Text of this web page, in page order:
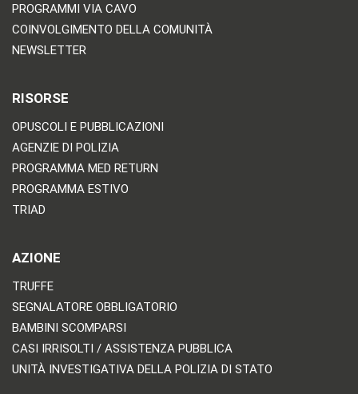
PROGRAMMI VIA CAVO
COINVOLGIMENTO DELLA COMUNITÀ
NEWSLETTER
RISORSE
OPUSCOLI E PUBBLICAZIONI
AGENZIE DI POLIZIA
PROGRAMMA MED RETURN
PROGRAMMA ESTIVO
TRIAD
AZIONE
TRUFFE
SEGNALATORE OBBLIGATORIO
BAMBINI SCOMPARSI
CASI IRRISOLTI / ASSISTENZA PUBBLICA
UNITÀ INVESTIGATIVA DELLA POLIZIA DI STATO